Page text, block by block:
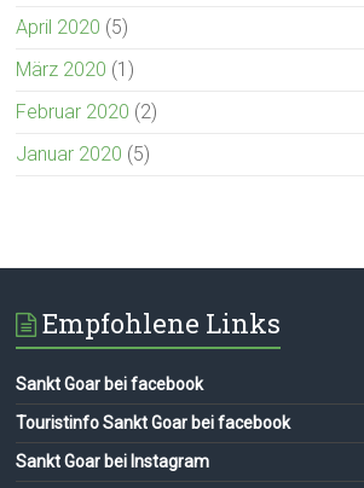
April 2020 (5)
März 2020 (1)
Februar 2020 (2)
Januar 2020 (5)
Empfohlene Links
Sankt Goar bei facebook
Touristinfo Sankt Goar bei facebook
Sankt Goar bei Instagram